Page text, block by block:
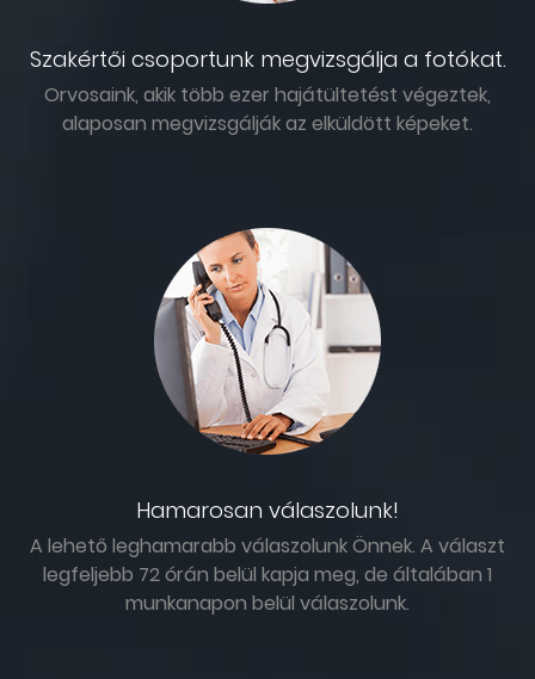
Szakértői csoportunk megvizsgálja a fotókat.
Orvosaink, akik több ezer hajátültetést végeztek,
alaposan megvizsgálják az elküldött képeket.
Hamarosan válaszolunk!
A lehető leghamarabb válaszolunk Önnek. A választ
legfeljebb 72 órán belül kapja meg, de általában 1
munkanapon belül válaszolunk.